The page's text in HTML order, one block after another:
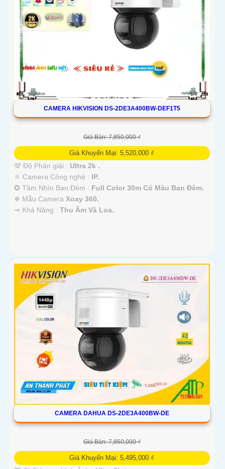
CAMERA HIKVISION DS-2DE3A400BW-DEF1T5
Giá Bán: 7,850,000 ₫
Giá Khuyến Mại: 5,520,000 ₫
💯 Độ Phân giải : Ultra 2k .
⚛️ Camera Công nghệ : IP.
✪ Tầm Nhìn Ban Đêm : Full Color 30m Có Màu Ban Đêm.
❄ Mẫu Camera Xoay 360.
️⇝ Khả Năng : Thu Âm Và Loa.
CAMERA DAHUA DS-2DE3A400BW-DE
Giá Bán: 7,850,000 ₫
Giá Khuyến Mại: 5,495,000 ₫